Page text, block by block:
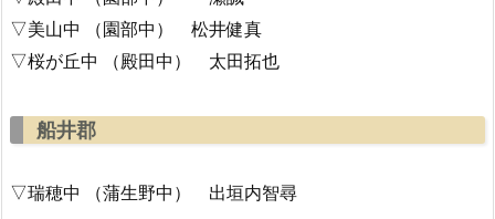
▽美山中 （園部中） 松井健真
▽桜が丘中 （殿田中） 太田拓也
船井郡
▽瑞穂中 （蒲生野中） 出垣内智尋